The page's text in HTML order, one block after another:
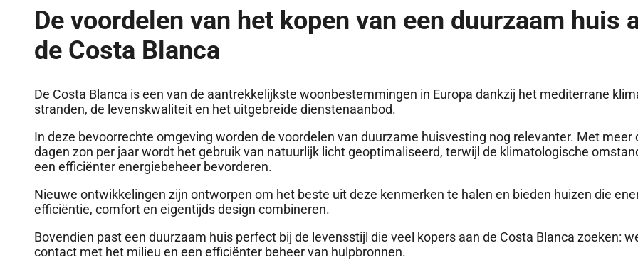
De voordelen van het kopen van een duurzaam huis
de Costa Blanca
De Costa Blanca is een van de aantrekkelijkste woonbestemmingen in Europa dankzij het mediterrane
stranden, de levenskwaliteit en het uitgebreide dienstenaanbod.
In deze bevoorrechte omgeving worden de voordelen van duurzame huisvesting nog relevanter. Met meer
dagen zon per jaar wordt het gebruik van natuurlijk licht geoptimaliseerd, terwijl de klimatologische
een efficiënter energiebeheer bevorderen.
Nieuwe ontwikkelingen zijn ontworpen om het beste uit deze kenmerken te halen en bieden huizen die
efficiëntie, comfort en eigentijds design combineren.
Bovendien past een duurzaam huis perfect bij de levensstijl die veel kopers aan de Costa Blanca zoeken:
contact met het milieu en een efficiënter beheer van hulpbronnen.